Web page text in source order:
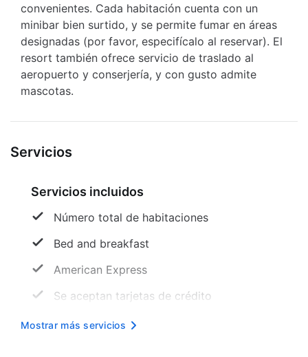
convenientes. Cada habitación cuenta con un
minibar bien surtido, y se permite fumar en áreas
designadas (por favor, especifícalo al reservar). El
resort también ofrece servicio de traslado al
aeropuerto y conserjería, y con gusto admite
mascotas.
Servicios
Servicios incluidos
Número total de habitaciones
Bed and breakfast
American Express
Se aceptan tarjetas de crédito
No hay aparcamiento
Mostrar más servicios